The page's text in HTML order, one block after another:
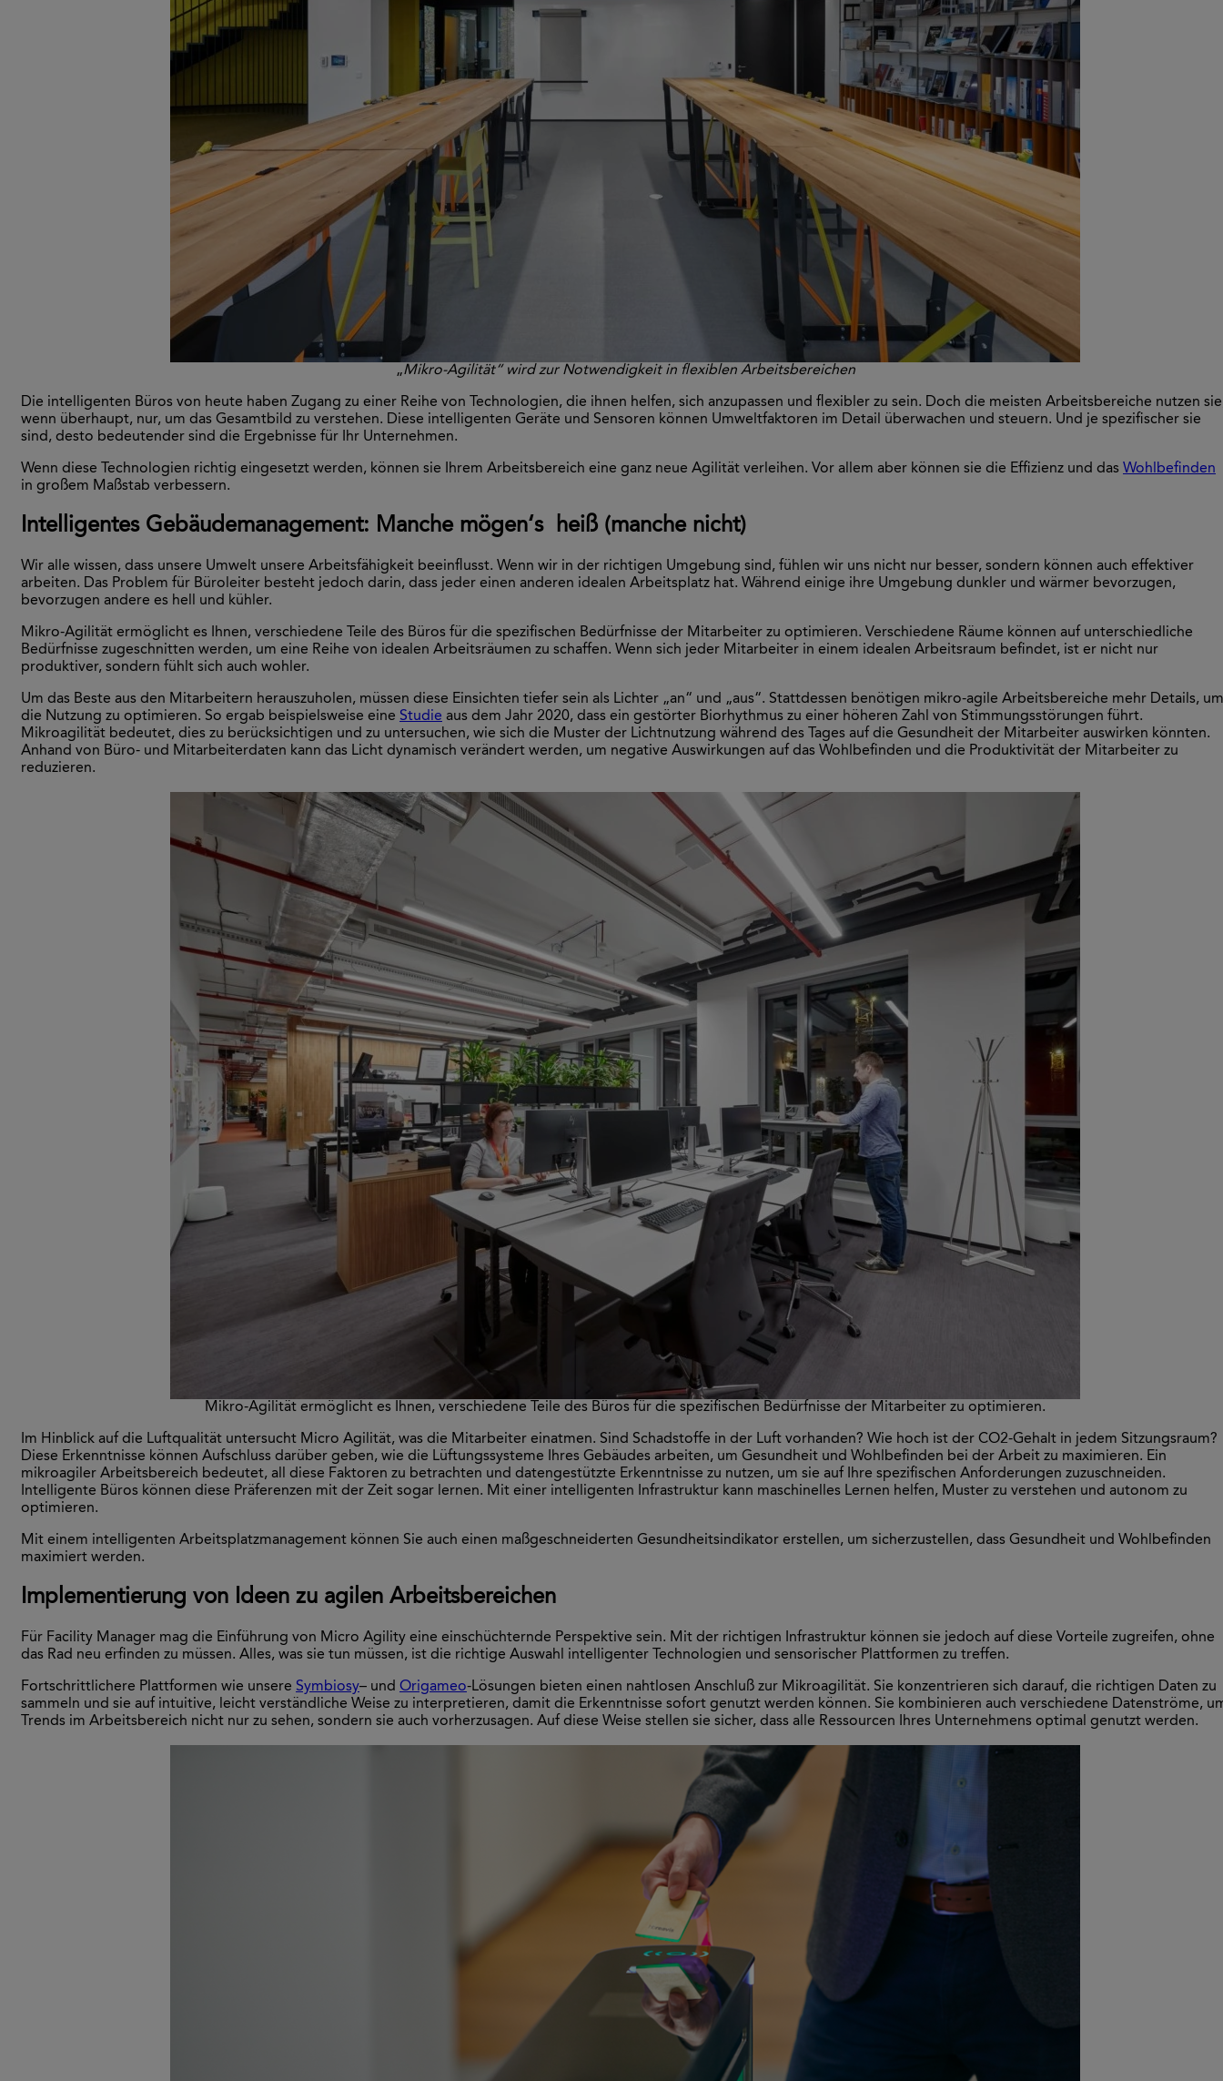
„Mikro-Agilität“ wird zur Notwendigkeit in flexiblen Arbeitsbereichen
Die intelligenten Büros von heute haben Zugang zu einer Reihe von Technologien, die ihnen helfen, sich anzupassen und flexibler zu sein. Doch die meisten Arbeitsbereiche nutzen
wenn überhaupt, nur, um das Gesamtbild zu verstehen. Diese intelligenten Geräte und Sensoren können Umweltfaktoren im Detail überwachen und steuern. Und je spezifischer sie
sind, desto bedeutender sind die Ergebnisse für Ihr Unternehmen.
Wenn diese Technologien richtig eingesetzt werden, können sie Ihrem Arbeitsbereich eine ganz neue Agilität verleihen. Vor allem aber können sie die Effizienz und das Wohlbefinden
in großem Maßstab verbessern.
Intelligentes Gebäudemanagement: Manche mögen‘s heiß (manche nicht)
Wir alle wissen, dass unsere Umwelt unsere Arbeitsfähigkeit beeinflusst. Wenn wir in der richtigen Umgebung sind, fühlen wir uns nicht nur besser, sondern können auch effektiver
arbeiten. Das Problem für Büroleiter besteht jedoch darin, dass jeder einen anderen idealen Arbeitsplatz hat. Während einige ihre Umgebung dunkler und wärmer bevorzugen,
bevorzugen andere es hell und kühler.
Mikro-Agilität ermöglicht es Ihnen, verschiedene Teile des Büros für die spezifischen Bedürfnisse der Mitarbeiter zu optimieren. Verschiedene Räume können auf unterschiedliche
Bedürfnisse zugeschnitten werden, um eine Reihe von idealen Arbeitsräumen zu schaffen. Wenn sich jeder Mitarbeiter in einem idealen Arbeitsraum befindet, ist er nicht nur
produktiver, sondern fühlt sich auch wohler.
Um das Beste aus den Mitarbeitern herauszuholen, müssen diese Einsichten tiefer sein als Lichter „an“ und „aus“. Stattdessen benötigen mikro-agile Arbeitsbereiche mehr Details, um
die Nutzung zu optimieren. So ergab beispielsweise eine Studie aus dem Jahr 2020, dass ein gestörter Biorhythmus zu einer höheren Zahl von Stimmungsstörungen führt.
Mikroagilität bedeutet, dies zu berücksichtigen und zu untersuchen, wie sich die Muster der Lichtnutzung während des Tages auf die Gesundheit der Mitarbeiter auswirken könnten.
Anhand von Büro- und Mitarbeiterdaten kann das Licht dynamisch verändert werden, um negative Auswirkungen auf das Wohlbefinden und die Produktivität der Mitarbeiter zu
reduzieren.
Mikro-Agilität ermöglicht es Ihnen, verschiedene Teile des Büros für die spezifischen Bedürfnisse der Mitarbeiter zu optimieren.
Im Hinblick auf die Luftqualität untersucht Micro Agilität, was die Mitarbeiter einatmen. Sind Schadstoffe in der Luft vorhanden? Wie hoch ist der CO2-Gehalt in jedem Sitzungsraum?
Diese Erkenntnisse können Aufschluss darüber geben, wie die Lüftungssysteme Ihres Gebäudes arbeiten, um Gesundheit und Wohlbefinden bei der Arbeit zu maximieren. Ein
mikroagiler Arbeitsbereich bedeutet, all diese Faktoren zu betrachten und datengestützte Erkenntnisse zu nutzen, um sie auf Ihre spezifischen Anforderungen zuzuschneiden.
Intelligente Büros können diese Präferenzen mit der Zeit sogar lernen. Mit einer intelligenten Infrastruktur kann maschinelles Lernen helfen, Muster zu verstehen und autonom zu
optimieren.
Mit einem intelligenten Arbeitsplatzmanagement können Sie auch einen maßgeschneiderten Gesundheitsindikator erstellen, um sicherzustellen, dass Gesundheit und Wohlbefinden
maximiert werden.
Implementierung von Ideen zu agilen Arbeitsbereichen
Für Facility Manager mag die Einführung von Micro Agility eine einschüchternde Perspektive sein. Mit der richtigen Infrastruktur können sie jedoch auf diese Vorteile zugreifen, ohne
das Rad neu erfinden zu müssen. Alles, was sie tun müssen, ist die richtige Auswahl intelligenter Technologien und sensorischer Plattformen zu treffen.
Fortschrittlichere Plattformen wie unsere Symbiosy– und Origameo-Lösungen bieten einen nahtlosen Anschluß zur Mikroagilität. Sie konzentrieren sich darauf, die richtigen Daten zu
sammeln und sie auf intuitive, leicht verständliche Weise zu interpretieren, damit die Erkenntnisse sofort genutzt werden können. Sie kombinieren auch verschiedene Datenströme,
Trends im Arbeitsbereich nicht nur zu sehen, sondern sie auch vorherzusagen. Auf diese Weise stellen sie sicher, dass alle Ressourcen Ihres Unternehmens optimal genutzt werden.